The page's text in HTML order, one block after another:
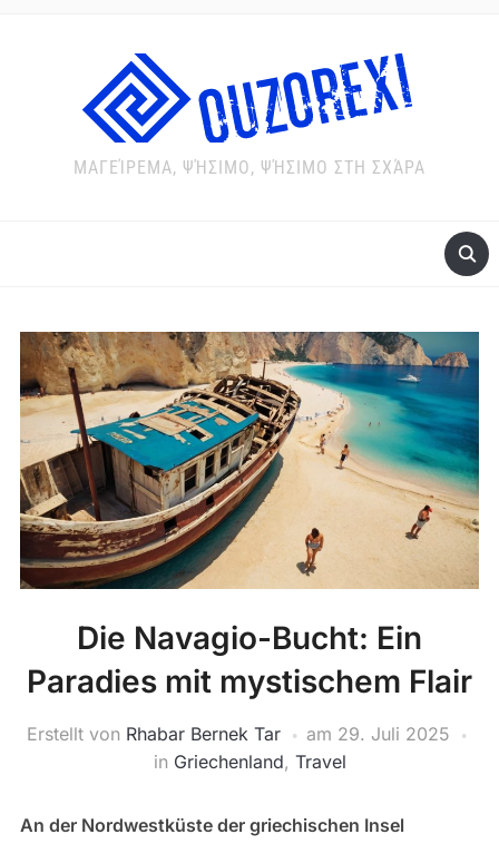
ΜΑΓΕΊΡΕΜΑ, ΨΉΣΙΜΟ, ΨΉΣΙΜΟ ΣΤΗ ΣΧΆΡΑ
Die Navagio-Bucht: Ein
Paradies mit mystischem Flair
Erstellt von Rhabar Bernek Tar am 29. Juli 2025
in Griechenland, Travel
An der Nordwestküste der griechischen Insel